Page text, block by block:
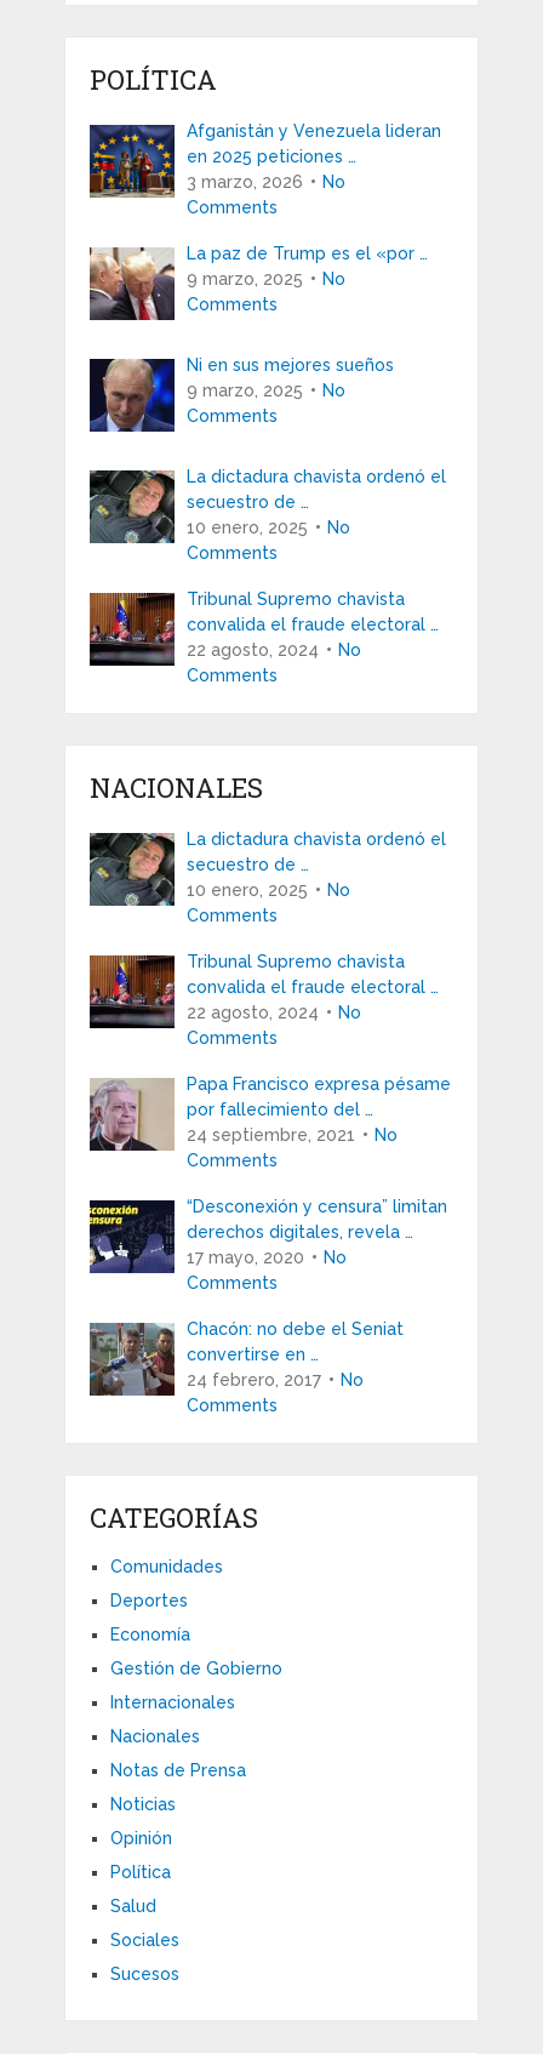
POLÍTICA
Afganistán y Venezuela lideran
en 2025 peticiones …
3 marzo, 2026
No
Comments
La paz de Trump es el «por …
9 marzo, 2025
No
Comments
Ni en sus mejores sueños
9 marzo, 2025
No
Comments
La dictadura chavista ordenó el
secuestro de …
10 enero, 2025
No
Comments
Tribunal Supremo chavista
convalida el fraude electoral …
22 agosto, 2024
No
Comments
NACIONALES
La dictadura chavista ordenó el
secuestro de …
10 enero, 2025
No
Comments
Tribunal Supremo chavista
convalida el fraude electoral …
22 agosto, 2024
No
Comments
Papa Francisco expresa pésame
por fallecimiento del …
24 septiembre, 2021
No
Comments
“Desconexión y censura” limitan
derechos digitales, revela …
17 mayo, 2020
No
Comments
Chacón: no debe el Seniat
convertirse en …
24 febrero, 2017
No
Comments
CATEGORÍAS
Comunidades
Deportes
Economía
Gestión de Gobierno
Internacionales
Nacionales
Notas de Prensa
Noticias
Opinión
Política
Salud
Sociales
Sucesos